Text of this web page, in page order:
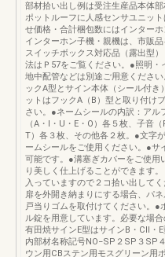
部材拾い出し例は受注生産品本体
ポットルーフに人感センサユニッ
せ価格・合計梱包数にはインターホ
インターホン子機・親機は、市販
スイッチボックス対応品（露出型
法はＰ57をご覧ください。●照明・
地中配管などは別途ご用意くださ
ックA型とサイン本体（シール付き
ットはフックA（B）型と取り付け
さい。●ネームシールの内訳：アル
（A・I・U・E・O）各５枚、子音
T）各３枚、その他各２枚。●文字
ームシールをご使用ください。●サ
可能です。●溝塞ぎカバーをご使用
り美しく仕上げることができます
入っていますので２コ拾い出して
扉を外開き納まりにする場合、パ
戸当りゴムを取付けてください。●
ル錠を用意しています。必要な場
有田焼サインE型はサインB・CⅡ・
内部材名称記号NO−SP２SP３SP
ウン用CBステン用モスグリーン用